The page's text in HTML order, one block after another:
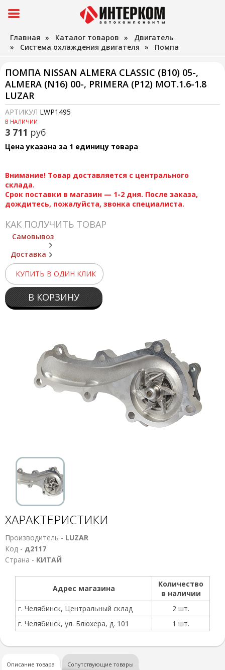
Главная » Каталог товаров » Двигатель
» Система охлаждения двигателя » Помпа
ПОМПА NISSAN ALMERA CLASSIC (B10) 05-,
ALMERA (N16) 00-, PRIMERA (P12) MOT.1.6-1.8
LUZAR
АРТИКУЛ LWP1495
В НАЛИЧИИ
3 711 руб
Цена указана за 1 единицу товара
Внимание! Товар доставляется с центрального
склада.
Срок поставки в магазин — 1-2 дня. После заказа,
дождитесь, пожалуйста, звонка специалиста.
КАК ПОЛУЧИТЬ ТОВАР
Самовывоз
Доставка
КУПИТЬ В ОДИН КЛИК
В КОРЗИНУ
ХАРАКТЕРИСТИКИ
Производитель - LUZAR
Код - д2117
Страна - КИТАЙ
Адрес магазина
Количество
в наличии
г. Челябинск, Центральный склад
2 шт.
г. Челябинск, ул. Блюхера, д. 101
1 шт.
Описание товара Сопутствующие товары